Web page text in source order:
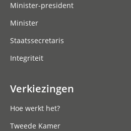
Minister-president
Minister
Staatssecretaris
Integriteit
Verkiezingen
Hoe werkt het?
Tweede Kamer